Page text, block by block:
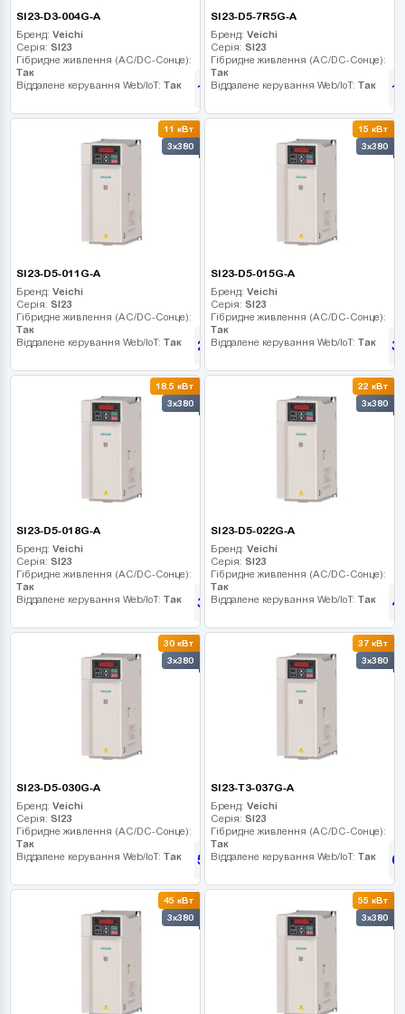
SI23-D3-004G-A
Бренд: Veichi
Серія: SI23
Гібридне живлення (AC/DC-Сонце):
Так
Віддалене керування Web/IoT: Так 15 570грн
SI23-D5-7R5G-A
Бренд: Veichi
Серія: SI23
Гібридне живлення (AC/DC-Сонце):
Так
Віддалене керування Web/IoT: Так
11 кВт
3x380
SI23-D5-011G-A
Бренд: Veichi
Серія: SI23
Гібридне живлення (AC/DC-Сонце):
Так
Віддалене керування Web/IoT: Так 23 445грн
15 кВт
3x380
SI23-D5-015G-A
Бренд: Veichi
Серія: SI23
Гібридне живлення (AC/DC-Сонце):
Так
Віддалене керування Web/IoT: Так
18.5 кВт
3x380
SI23-D5-018G-A
Бренд: Veichi
Серія: SI23
Гібридне живлення (AC/DC-Сонце):
Так
Віддалене керування Web/IoT: Так 37 035грн
22 кВт
3x380
SI23-D5-022G-A
Бренд: Veichi
Серія: SI23
Гібридне живлення (AC/DC-Сонце):
Так
Віддалене керування Web/IoT: Так
30 кВт
3x380
SI23-D5-030G-A
Бренд: Veichi
Серія: SI23
Гібридне живлення (AC/DC-Сонце):
Так
Віддалене керування Web/IoT: Так 56 385грн
37 кВт
3x380
SI23-T3-037G-A
Бренд: Veichi
Серія: SI23
Гібридне живлення (AC/DC-Сонце):
Так
Віддалене керування Web/IoT: Так
45 кВт
3x380
55 кВт
3x380